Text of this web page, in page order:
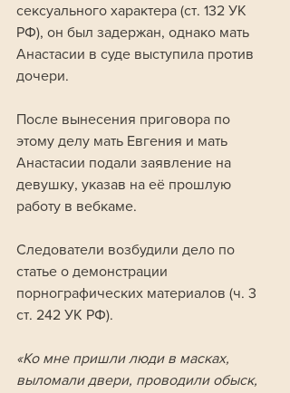
сексуального характера (ст. 132 УК
РФ), он был задержан, однако мать
Анастасии в суде выступила против
дочери.
После вынесения приговора по
этому делу мать Евгения и мать
Анастасии подали заявление на
девушку, указав на её прошлую
работу в вебкаме.
Следователи возбудили дело по
статье о демонстрации
порнографических материалов (ч. 3
ст. 242 УК РФ).
«Ко мне пришли люди в масках,
выломали двери, проводили обыск,